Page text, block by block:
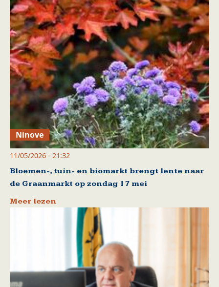
Ninove
11/05/2026 - 21:32
Bloemen-, tuin- en biomarkt brengt lente naar
de Graanmarkt op zondag 17 mei
Meer lezen